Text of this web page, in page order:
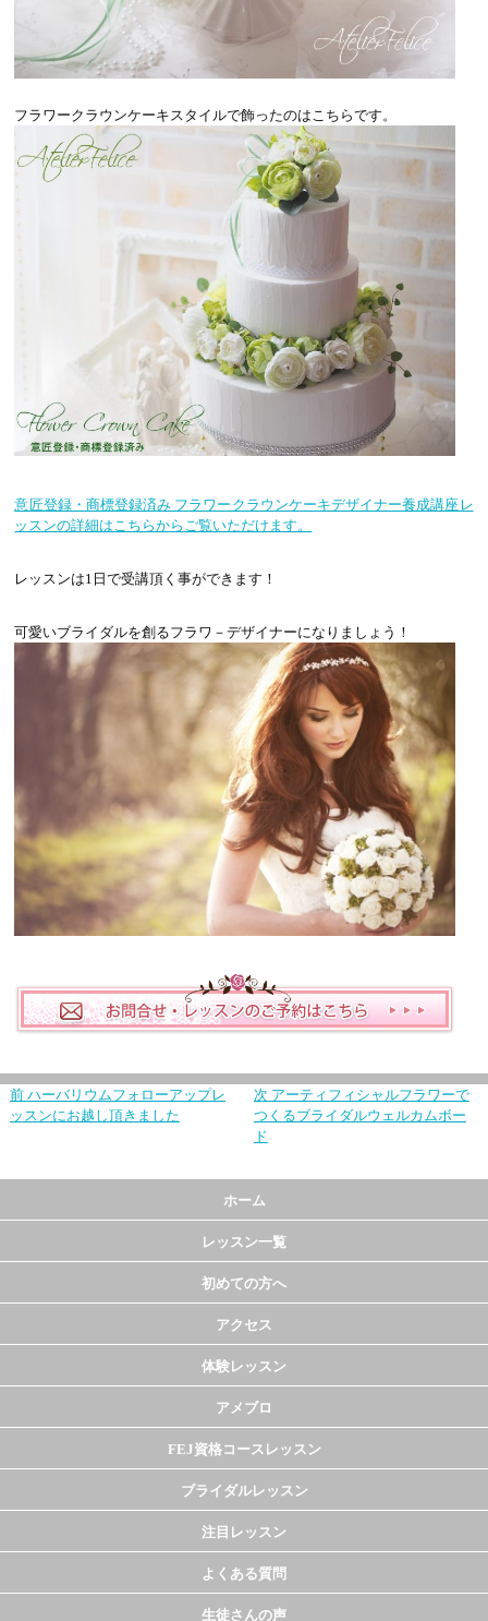
フラワークラウンケーキスタイルで飾ったのはこちらです。
意匠登録・商標登録済み フラワークラウンケーキデザイナー養成講座レ
ッスンの詳細はこちらからご覧いただけます。
レッスンは1日で受講頂く事ができます！
可愛いブライダルを創るフラワ－デザイナーになりましょう！
前 ハーバリウムフォローアップレ
ッスンにお越し頂きました
次 アーティフィシャルフラワーで
つくるブライダルウェルカムボー
ド
ホーム
レッスン一覧
初めての方へ
アクセス
体験レッスン
アメブロ
FEJ資格コースレッスン
ブライダルレッスン
注目レッスン
よくある質問
生徒さんの声